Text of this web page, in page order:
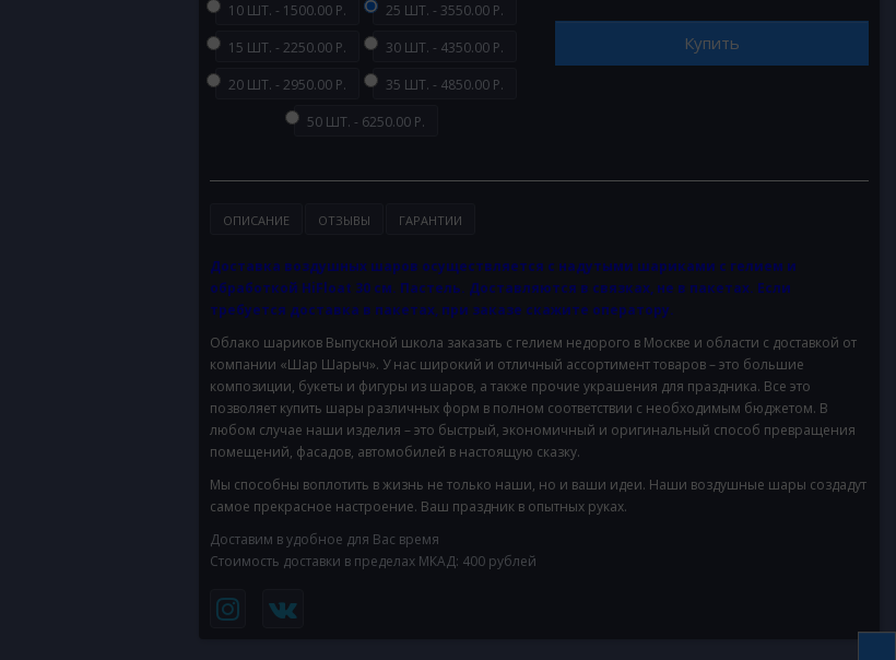
10 ШТ. - 1500.00 Р.
15 ШТ. - 2250.00 Р.
20 ШТ. - 2950.00 Р.
25 ШТ. - 3550.00 Р.
30 ШТ. - 4350.00 Р.
35 ШТ. - 4850.00 Р.
50 ШТ. - 6250.00 Р.
Купить
ОПИСАНИЕ ОТЗЫВЫ ГАРАНТИИ
Доставка воздушных шаров осуществляется с надутыми шариками с гелием и
обработкой HiFloat 30 см. Пастель. Доставляются в связках, не в пакетах. Если
требуется доставка в пакетах, при заказе скажите оператору.
Облако шариков Выпускной школа заказать с гелием недорого в Москве и области с доставкой от
компании «Шар Шарыч». У нас широкий и отличный ассортимент товаров – это большие
композиции, букеты и фигуры из шаров, а также прочие украшения для праздника. Все это
позволяет купить шары различных форм в полном соответствии с необходимым бюджетом. В
любом случае наши изделия – это быстрый, экономичный и оригинальный способ превращения
помещений, фасадов, автомобилей в настоящую сказку.
Мы способны воплотить в жизнь не только наши, но и ваши идеи. Наши воздушные шары создадут
самое прекрасное настроение. Ваш праздник в опытных руках.
Доставим в удобное для Вас время
Стоимость доставки в пределах МКАД: 400 рублей